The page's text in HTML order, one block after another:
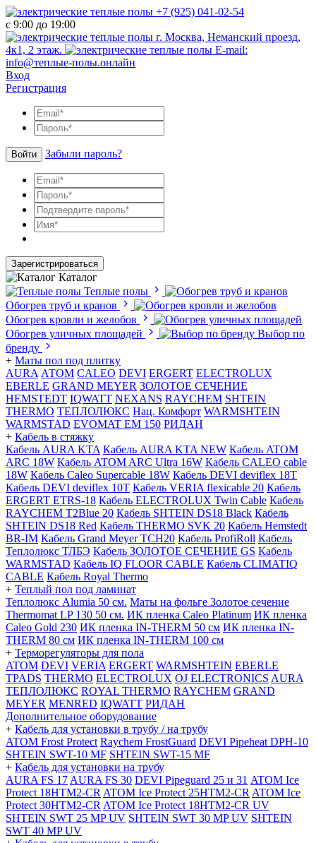
+7 (925) 041-02-54
с 9:00 до 19:00
г. Москва, Неманский проезд,
4к1, 2 этаж.
E-mail:
info@теплые-полы.онлайн
Вход
Регистрация
Войти Забыли пароль?
Зарегистрироваться
Каталог
Теплые полы
Обогрев труб и кранов
Обогрев кровли и желобов
Обогрев уличных площадей
Выбор по
бренду
+ Маты пол под плитку
AURA АТОМ CALEO DEVI ERGERT ELECTROLUX
EBERLE GRAND MEYER ЗОЛОТОЕ СЕЧЕНИЕ
HEMSTEDT IQWATT NEXANS RAYCHEM SHTEIN
THERMO ТЕПЛОЛЮКС Нац. Комфорт WARMSHTEIN
WARMSTAD EVOMAT EM 150 РИДАН
+ Кабель в стяжку
Кабель AURA KTA Кабель AURA KTA NEW Кабель ATOM
ARC 18W Кабель ATOM ARC Ultra 16W Кабель CALEO cable
18W Кабель Caleo Supercable 18W Кабель DEVI deviflex 18T
Кабель DEVI deviflex 10T Кабель VERIA flexicable 20 Кабель
ERGERT ETRS-18 Кабель ELECTROLUX Twin Cable Кабель
RAYCHEM T2Blue 20 Кабель SHTEIN DS18 Black Кабель
SHTEIN DS18 Red Кабель THERMO SVK 20 Кабель Hemstedt
BR-IM Кабель Grand Meyer TCH20 Кабель ProfiRoll Кабель
Теплолюкс ТЛБЭ Кабель ЗОЛОТОЕ СЕЧЕНИЕ GS Кабель
WARMSTAD Кабель IQ FLOOR CABLE Кабель CLIMATIQ
CABLE Кабель Royal Thermo
+ Теплый пол под ламинат
Теплолюкс Alumia 50 см. Маты на фольге Золотое сечение
Thermomat LP 130 50 cм. ИК пленка Caleo Platinum ИК пленка
Caleo Gold 230 ИК пленка IN-THERM 50 см ИК пленка IN-
THERM 80 см ИК пленка IN-THERM 100 см
+ Терморегуляторы для пола
ATOM DEVI VERIA ERGERT WARMSHTEIN EBERLE
TPADS THERMO ELECTROLUX OJ ELECTRONICS AURA
ТЕПЛОЛЮКС ROYAL THERMO RAYCHEM GRAND
MEYER MENRED IQWATT РИДАН
Дополнительное оборудование
+ Кабель для установки в трубу / на трубу
ATOM Frost Protect Raychem FrostGuard DEVI Pipeheat DPH-10
SHTEIN SWT-10 MF SHTEIN SWT-15 MF
+ Кабель для установки на трубу
AURA FS 17 AURA FS 30 DEVI Pipeguard 25 и 31 ATOM Ice
Protect 18HTM2-CR ATOM Ice Protect 25HTM2-CR ATOM Ice
Protect 30HTM2-CR ATOM Ice Protect 18HTM2-CR UV
SHTEIN SWT 25 MP UV SHTEIN SWT 30 MP UV SHTEIN
SWT 40 MP UV